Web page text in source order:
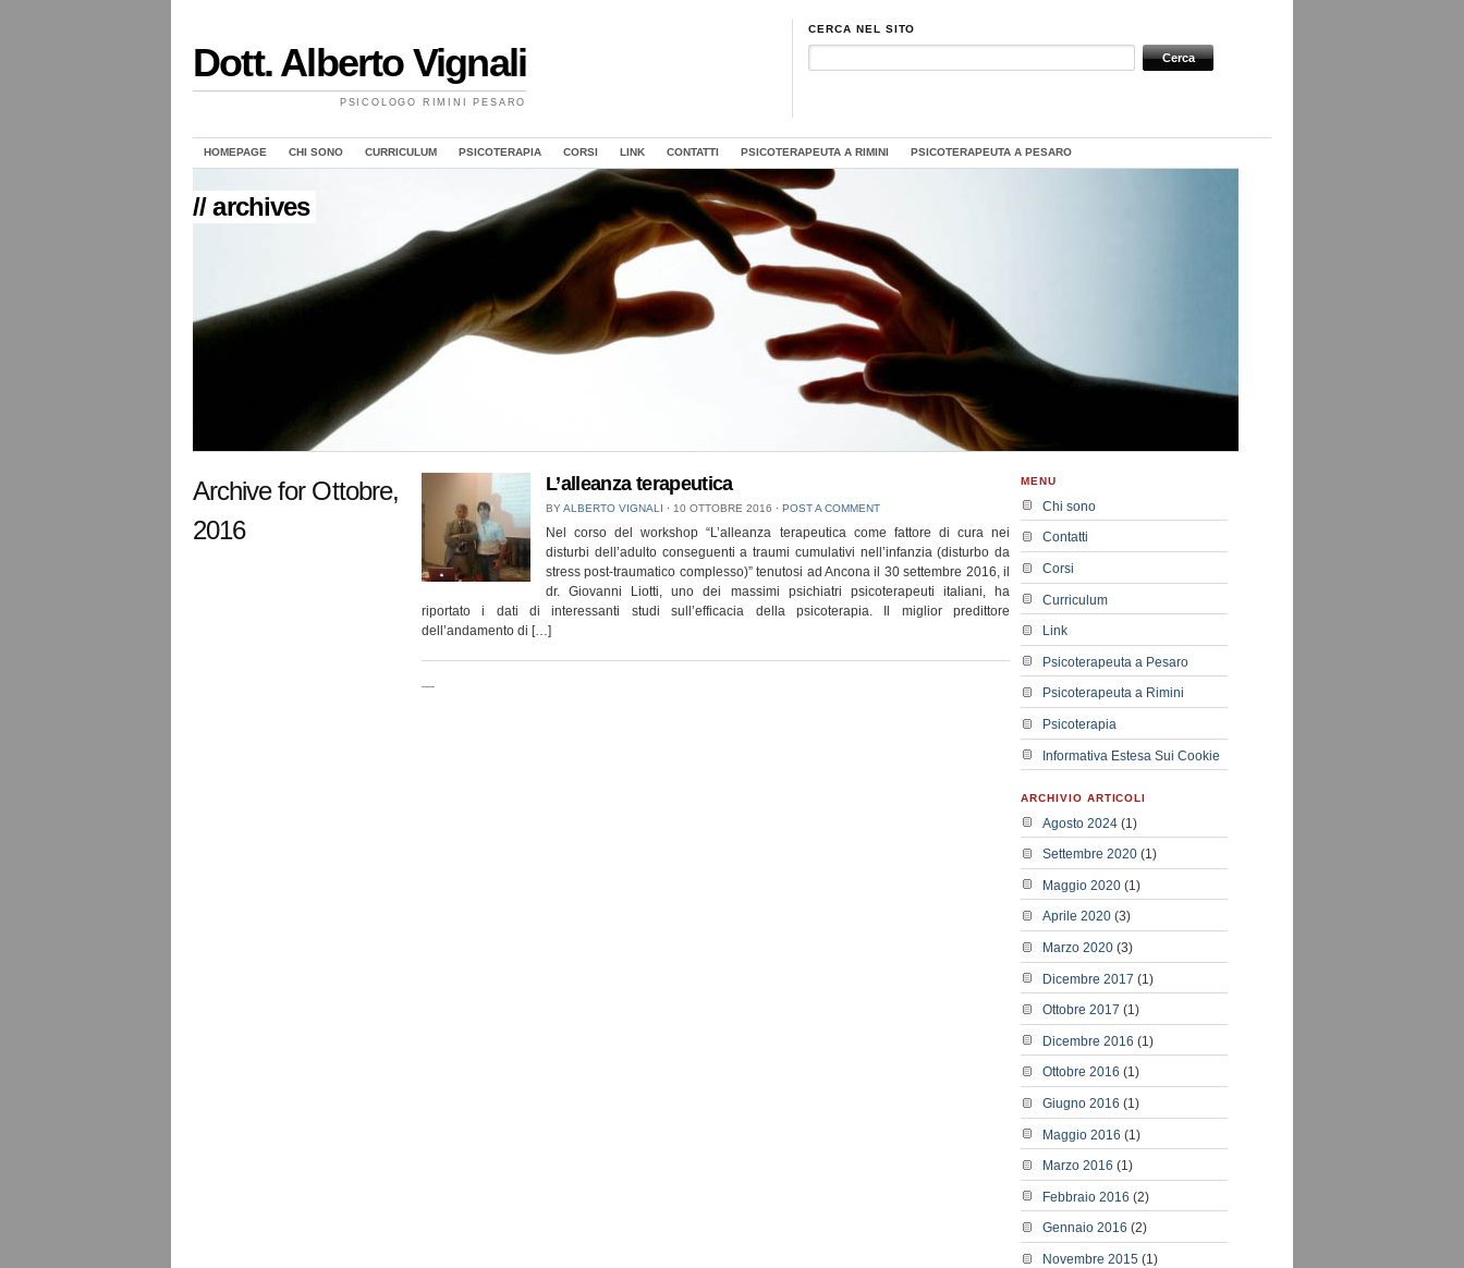
Dott. Alberto Vignali
PSICOLOGO RIMINI PESARO
CERCA NEL SITO
HOMEPAGE CHI SONO CURRICULUM PSICOTERAPIA CORSI LINK CONTATTI PSICOTERAPEUTA A RIMINI PSICOTERAPEUTA A PESARO
// archives
Archive for Ottobre,
2016
L’alleanza terapeutica
BYALBERTO VIGNALI ⋅ 10 OTTOBRE 2016 ⋅ POST A COMMENT
Nel corso del workshop “L’alleanza terapeutica come fattore di cura nei
disturbi dell’adulto conseguenti a traumi cumulativi nell’infanzia (disturbo da
stress post-traumatico complesso)” tenutosi ad Ancona il 30 settembre 2016, il
dr. Giovanni Liotti, uno dei massimi psichiatri psicoterapeuti italiani, ha
riportato i dati di interessanti studi sull’efficacia della psicoterapia. Il miglior predittore
dell’andamento di […]
—
MENU
Chi sono
Contatti
Corsi
Curriculum
Link
Psicoterapeuta a Pesaro
Psicoterapeuta a Rimini
Psicoterapia
Informativa Estesa Sui Cookie
ARCHIVIO ARTICOLI
Agosto 2024 (1)
Settembre 2020 (1)
Maggio 2020 (1)
Aprile 2020 (3)
Marzo 2020 (3)
Dicembre 2017 (1)
Ottobre 2017 (1)
Dicembre 2016 (1)
Ottobre 2016 (1)
Giugno 2016 (1)
Maggio 2016 (1)
Marzo 2016 (1)
Febbraio 2016 (2)
Gennaio 2016 (2)
Novembre 2015 (1)